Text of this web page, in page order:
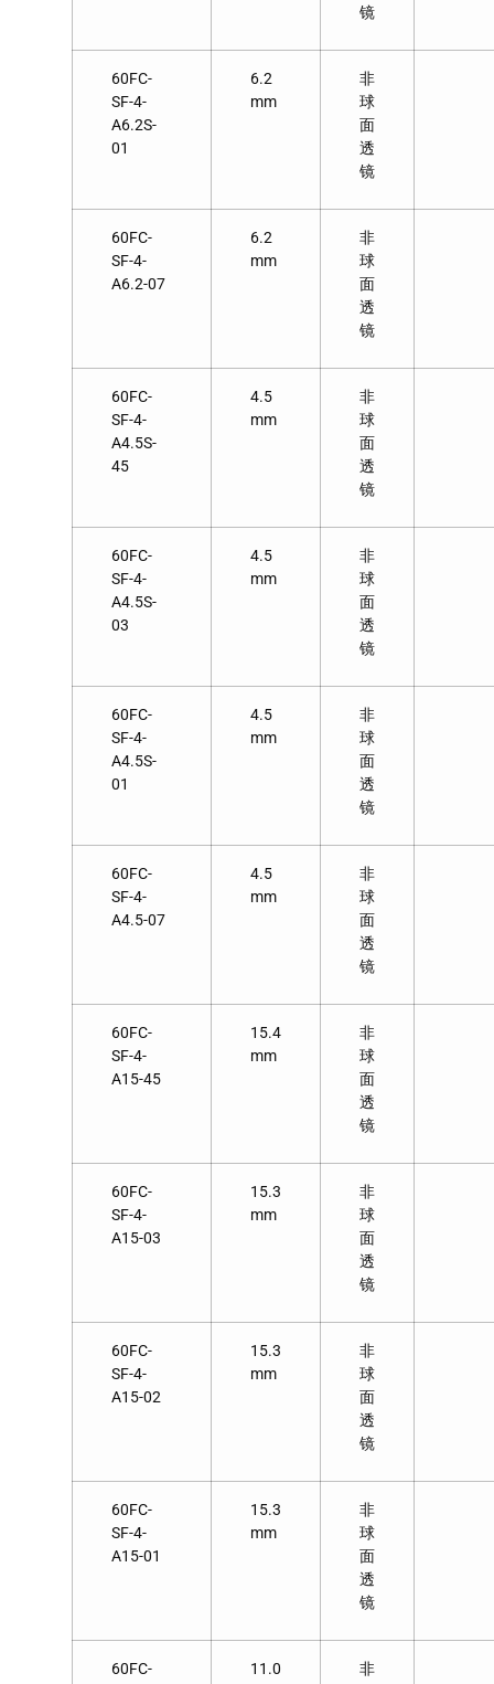
镜
60FC-
SF-4-
A6.2S-
01
6.2
mm
非
球
面
透
镜
60FC-
SF-4-
A6.2-07
6.2
mm
非
球
面
透
镜
60FC-
SF-4-
A4.5S-
45
4.5
mm
非
球
面
透
镜
60FC-
SF-4-
A4.5S-
03
4.5
mm
非
球
面
透
镜
60FC-
SF-4-
A4.5S-
01
4.5
mm
非
球
面
透
镜
60FC-
SF-4-
A4.5-07
4.5
mm
非
球
面
透
镜
60FC-
SF-4-
A15-45
15.4
mm
非
球
面
透
镜
60FC-
SF-4-
A15-03
15.3
mm
非
球
面
透
镜
60FC-
SF-4-
A15-02
15.3
mm
非
球
面
透
镜
60FC-
SF-4-
A15-01
15.3
mm
非
球
面
透
镜
60FC-
11.0
非